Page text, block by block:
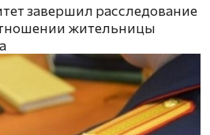
завершил расследование
жительницы